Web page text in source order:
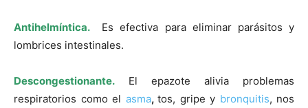
Antihelmíntica.
Es efectiva para eliminar parásitos y
lombrices intestinales.
Descongestionante. El epazote alivia problemas
respiratorios como el asma, tos, gripe y bronquitis, nos